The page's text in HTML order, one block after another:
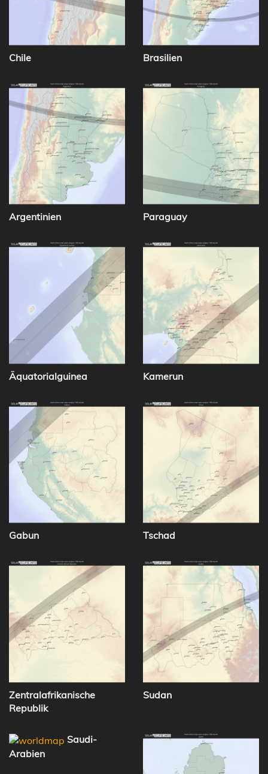
Chile Brasilien
Argentinien Paraguay
Äquatorialguinea Kamerun
Gabun Tschad
Zentralafrikanische
Republik
Sudan
Saudi-
Arabien